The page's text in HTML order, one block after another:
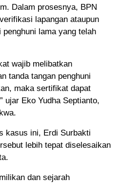
Dalam prosesnya, BPN
lapangan ataupun
lama yang telah
wajib melibatkan
tanda tangan penghuni
maka sertifikat dapat
ujar Eko Yudha Septianto,
kasus ini, Erdi Surbakti
lebih tepat diselesaikan
dan sejarah